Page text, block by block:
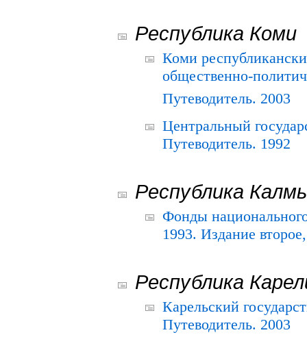
Республика Коми
Коми
общественно-
Путеводитель. 2003
Центральный
Путеводитель. 1992
Республика
Фонды
1993. Издание
Республика
Карельский
Путеводитель. 2003